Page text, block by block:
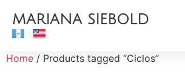
MARIANA SIEBOLD
Home / Products tagged “Ciclos”